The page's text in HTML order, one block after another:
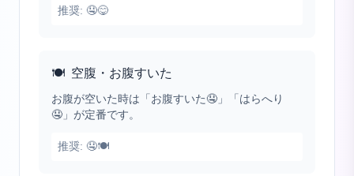
推奨: 🤤😋
🍽️ 空腹・お腹すいた
お腹が空いた時は「お腹すいた🤤」「はらへり
🤤」が定番です。
推奨: 🤤🍽️